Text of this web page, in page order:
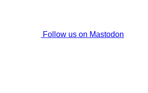
Follow us on Mastodon